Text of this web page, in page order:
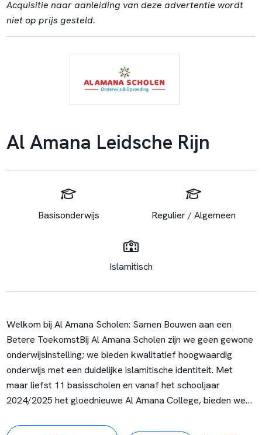
Acquisitie naar aanleiding van deze advertentie wordt
niet op prijs gesteld.
Al Amana Leidsche Rijn
Basisonderwijs Regulier / Algemeen
Islamitisch
Welkom bij Al Amana Scholen: Samen Bouwen aan een
Betere ToekomstBij Al Amana Scholen zijn we geen gewone
onderwijsinstelling; we bieden kwalitatief hoogwaardig
onderwijs met een duidelijke islamitische identiteit. Met
maar liefst 11 basisscholen en vanaf het schooljaar
2024/2025 het gloednieuwe Al Amana College, bieden we
leraar en medewerker de kans krijgt om te excelleren.